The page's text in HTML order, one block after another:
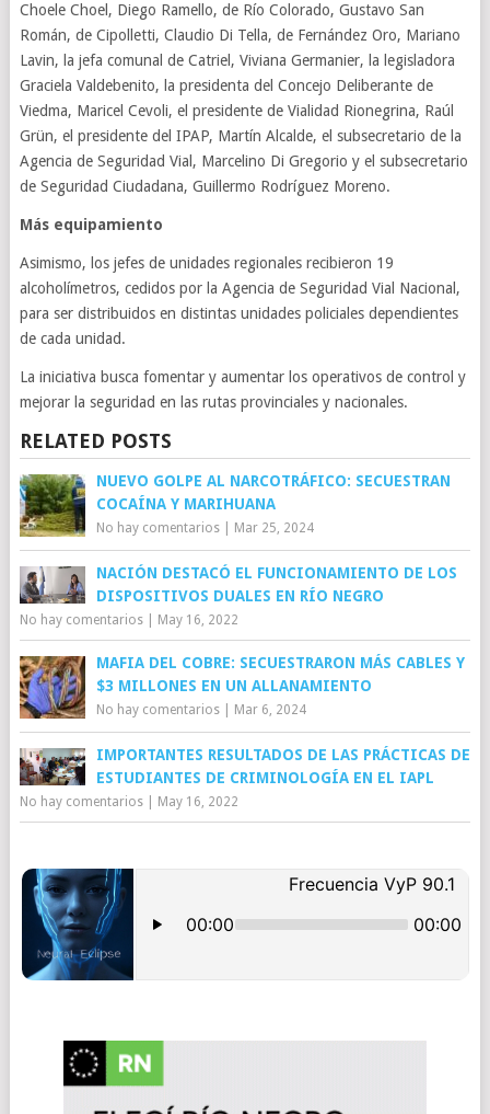
Choele Choel, Diego Ramello, de Río Colorado, Gustavo San
Román, de Cipolletti, Claudio Di Tella, de Fernández Oro, Mariano
Lavin, la jefa comunal de Catriel, Viviana Germanier, la legisladora
Graciela Valdebenito, la presidenta del Concejo Deliberante de
Viedma, Maricel Cevoli, el presidente de Vialidad Rionegrina, Raúl
Grün, el presidente del IPAP, Martín Alcalde, el subsecretario de la
Agencia de Seguridad Vial, Marcelino Di Gregorio y el subsecretario
de Seguridad Ciudadana, Guillermo Rodríguez Moreno.
Más equipamiento
Asimismo, los jefes de unidades regionales recibieron 19
alcoholímetros, cedidos por la Agencia de Seguridad Vial Nacional,
para ser distribuidos en distintas unidades policiales dependientes
de cada unidad.
La iniciativa busca fomentar y aumentar los operativos de control y
mejorar la seguridad en las rutas provinciales y nacionales.
RELATED POSTS
NUEVO GOLPE AL NARCOTRÁFICO: SECUESTRAN
COCAÍNA Y MARIHUANA
No hay comentarios| Mar 25, 2024
NACIÓN DESTACÓ EL FUNCIONAMIENTO DE LOS
DISPOSITIVOS DUALES EN RÍO NEGRO
No hay comentarios| May 16, 2022
MAFIA DEL COBRE: SECUESTRARON MÁS CABLES Y
$3 MILLONES EN UN ALLANAMIENTO
No hay comentarios| Mar 6, 2024
IMPORTANTES RESULTADOS DE LAS PRÁCTICAS DE
ESTUDIANTES DE CRIMINOLOGÍA EN EL IAPL
No hay comentarios| May 16, 2022